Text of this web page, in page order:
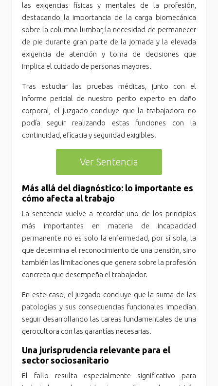
las exigencias físicas y mentales de la profesión,
destacando la importancia de la carga biomecánica
sobre la columna lumbar, la necesidad de permanecer
de pie durante gran parte de la jornada y la elevada
exigencia de atención y toma de decisiones que
implica el cuidado de personas mayores.
Tras estudiar las pruebas médicas, junto con el
informe pericial de nuestro perito experto en daño
corporal, el juzgado concluye que la trabajadora no
podía seguir realizando estas funciones con la
continuidad, eficacia y seguridad exigibles.
Ver Sentencia
Más allá del diagnóstico: lo importante es
cómo afecta al trabajo
La sentencia vuelve a recordar uno de los principios
más importantes en materia de incapacidad
permanente no es solo la enfermedad, por sí sola, la
que determina el reconocimiento de una pensión, sino
también las limitaciones que genera sobre la profesión
concreta que desempeña el trabajador.
En este caso, el juzgado concluye que la suma de las
patologías y sus consecuencias funcionales impedían
seguir desarrollando las tareas fundamentales de una
gerocultora con las garantías necesarias.
Una jurisprudencia relevante para el
sector sociosanitario
El fallo resulta especialmente significativo para